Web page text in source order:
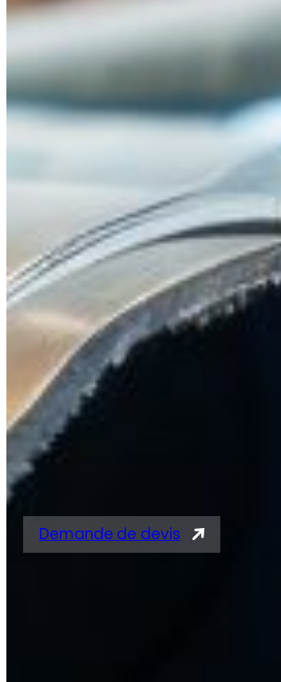
Solutions
pour vérins
Demande de devis